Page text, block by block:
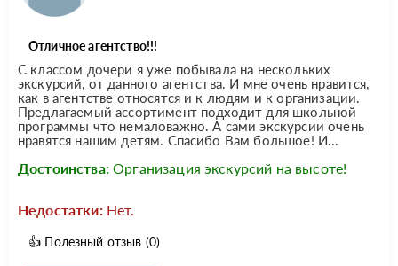
Отличное агентство!!!
С классом дочери я уже побывала на нескольких
экскурсий, от данного агентства. И мне очень нравится,
как в агентстве относятся и к людям и к организации.
Предлагаемый ассортимент подходит для школьной
программы что немаловажно. А сами экскурсии очень
нравятся нашим детям. Спасибо Вам большое! И...
Достоинства: Организация экскурсий на высоте!
Недостатки: Нет.
👍 Полезный отзыв (0)